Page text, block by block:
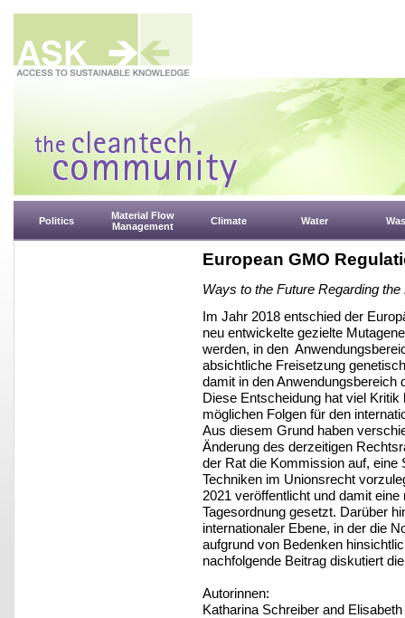
Politics
Material Flow
Management
Climate Water
European GMO
Ways to the Future Regarding
Im Jahr 2018 entschied der
neu entwickelte gezielte
werden, in den
absichtliche Freisetzung
damit in den
Diese Entscheidung hat viel
möglichen Folgen für den
Aus diesem Grund haben
Änderung des derzeitigen
der Rat die Kommission auf, eine
Techniken im Unionsrecht
2021 veröffentlicht und damit
Tagesordnung gesetzt. Darüber
internationaler Ebene, in der die
aufgrund von Bedenken
nachfolgende Beitrag diskutiert
Autorinnen:
Katharina Schreiber and